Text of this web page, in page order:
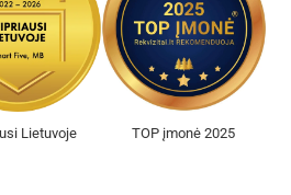
Lietuvoje TOP įmonė 2025